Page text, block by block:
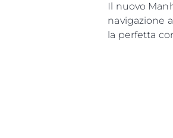
Il nuovo
navigazione
la perfetta